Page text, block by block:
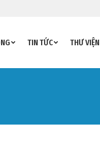
TIN TỨC THƯ VIỆN